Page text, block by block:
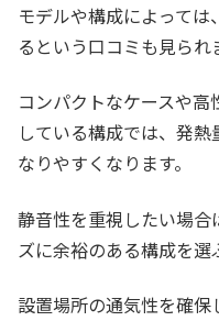
モデルや構成によって
るという口コミも見られ
コンパクトなケースや
している構成では、発
なりやすくなります。
静音性を重視したい場合
ズに余裕のある構成を選
設置場所の通気性を確